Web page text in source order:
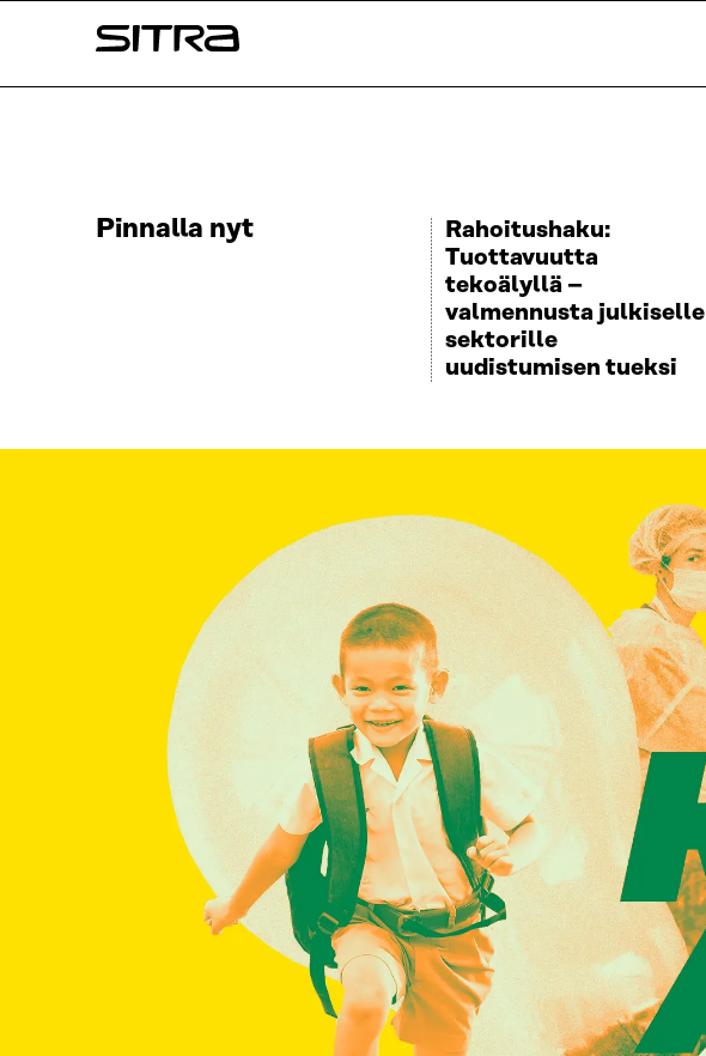
sisältöön
Sitra
Pinnalla nyt
Rahoitushaku:
Tuottavuutta
tekoälyllä –
valmennusta julkiselle
sektorille
uudistumisen tueksi